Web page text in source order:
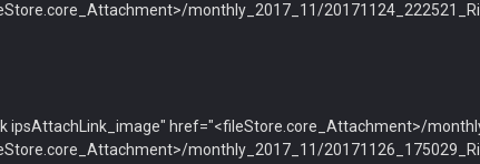
monthly_2017_11/
ipsAttachLink_image" href="<fileStore.core_Attachment>/
monthly_2017_11/